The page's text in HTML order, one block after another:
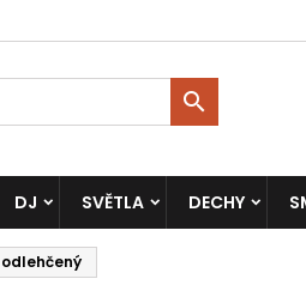

DJ SVĚTLA DECHY